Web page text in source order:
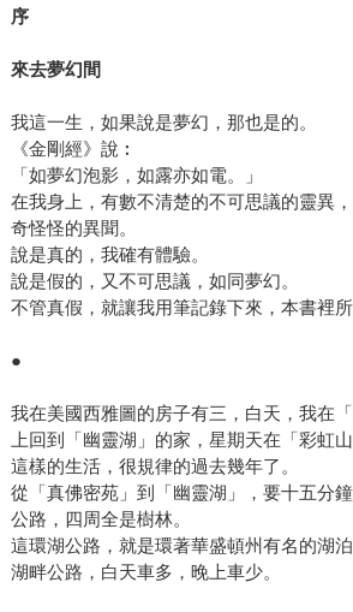
序
來去夢幻間
我這一生，如果說是夢幻，那也是的。
《金剛經》說︰
「如夢幻泡影，如露亦如電。」
在我身上，有數不清楚的不可思議的靈異
奇怪怪的異聞。
說是真的，我確有體驗。
說是假的，又不可思議，如同夢幻。
不管真假，就讓我用筆記錄下來，本書裡所
●
我在美國西雅圖的房子有三，白天，我在
上回到「幽靈湖」的家，星期天在「彩虹山
這樣的生活，很規律的過去幾年了。
從「真佛密苑」到「幽靈湖」，要十五分
公路，四周全是樹林。
這環湖公路，就是環著華盛頓州有名的湖泊
湖畔公路，白天車多，晚上車少。